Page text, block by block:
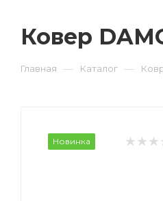
Ковер
Главная — Каталог —
Новинка